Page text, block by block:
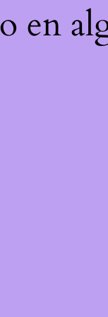
en